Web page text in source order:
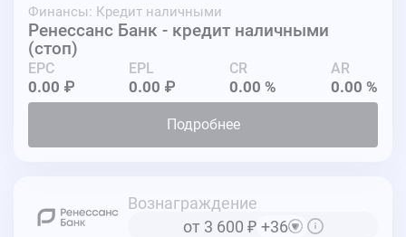
Финансы: Кредит наличными
Ренессанс Банк - кредит наличными
(стоп)
EPC
0.00 ₽
EPL
0.00 ₽
CR
0.00 %
AR
0.00 %
Подробнее
Вознаграждение
от 3 600 ₽ +36